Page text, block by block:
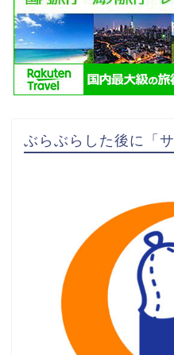
ぶらぶらした後に「